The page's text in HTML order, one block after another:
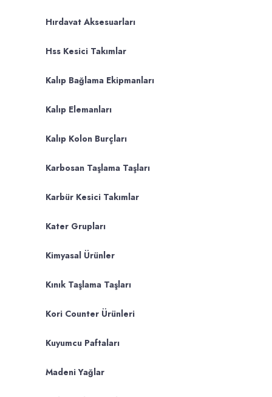
Hırdavat Aksesuarları
Hss Kesici Takımlar
Kalıp Bağlama Ekipmanları
Kalıp Elemanları
Kalıp Kolon Burçları
Karbosan Taşlama Taşları
Karbür Kesici Takımlar
Kater Grupları
Kimyasal Ürünler
Kınık Taşlama Taşları
Kori Counter Ürünleri
Kuyumcu Paftaları
Madeni Yağlar